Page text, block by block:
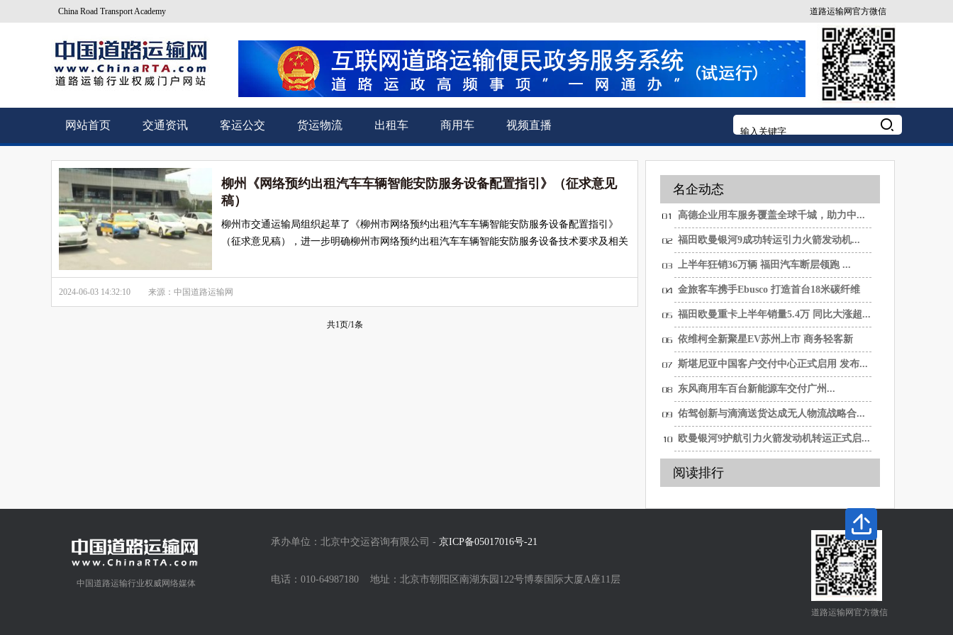
China Road Transport Academy 道路运输网官方微信
网站首页 交通资讯 客运公交 货运物流 出租车 商用车 视频直播
柳州《网络预约出租汽车车辆智能安防服务设备配置指引》（征求意见
稿）
柳州市交通运输局组织起草了《柳州市网络预约出租汽车车辆智能安防服务设备配置指引》
（征求意见稿），进一步明确柳州市网络预约出租汽车车辆智能安防服务设备技术要求及相关
2024-06-03 14:32:10 来源：中国道路运输网
共1页/1条
名企动态
高德企业用车服务覆盖全球千城，助力中...
福田欧曼银河9成功转运引力火箭发动机...
上半年狂销36万辆 福田汽车断层领跑 ...
金旅客车携手Ebusco 打造首台18米碳纤维
纯...
福田欧曼重卡上半年销量5.4万 同比大涨超...
依维柯全新聚星EV苏州上市 商务轻客新
选...
斯堪尼亚中国客户交付中心正式启用 发布...
东风商用车百台新能源车交付广州...
佑驾创新与滴滴送货达成无人物流战略合...
欧曼银河9护航引力火箭发动机转运正式启...
阅读排行
中国道路运输行业权威网络媒体
承办单位：北京中交运咨询有限公司 - 京ICP备05017016号-21
电话：010-64987180 地址：北京市朝阳区南湖东园122号博泰国际大厦A座11层
道路运输网官方微信